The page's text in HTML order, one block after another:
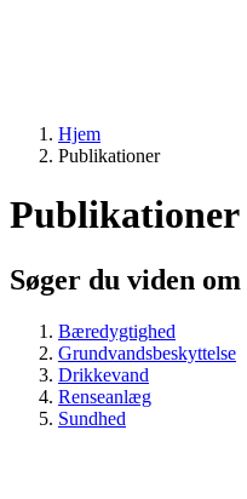
Hjem
Publikationer
Publikationer
Søger du viden
Bæredygtighed
Grundvandsbeskyttelse
Drikkevand
Renseanlæg
Sundhed